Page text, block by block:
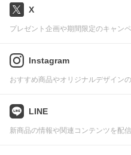
X
プレゼント企画や期間限定のキャン
Instagram
おすすめ商品やオリジナルデザイン
LINE
新商品の情報や関連コンテンツを配信